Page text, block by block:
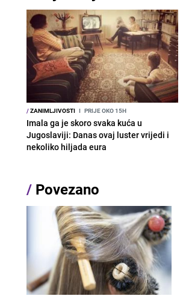
/ZANIMLJIVOSTI I PRIJE OKO 15H
Imala ga je skoro svaka kuća u
Jugoslaviji: Danas ovaj luster vrijedi i
nekoliko hiljada eura
/ Povezano